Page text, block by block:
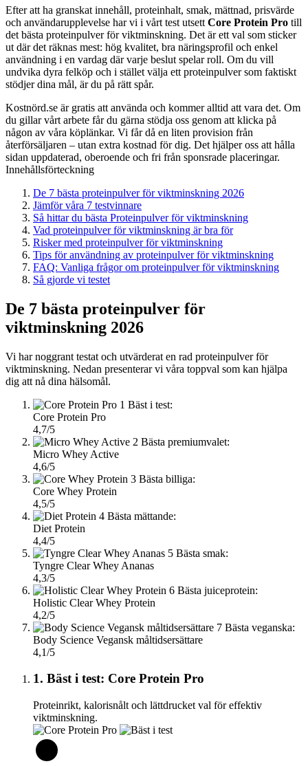
Efter att ha granskat innehåll, proteinhalt, smak, mättnad, prisvärde
och användarupplevelse har vi i vårt test utsett Core Protein Pro till
det bästa proteinpulver för viktminskning. Det är ett val som sticker
ut där det räknas mest: hög kvalitet, bra näringsprofil och enkel
användning i en vardag där varje beslut spelar roll. Om du vill
undvika dyra felköp och i stället välja ett proteinpulver som faktiskt
stödjer dina mål, är du på rätt spår.
Kostnörd.se är gratis att använda och kommer alltid att vara det. Om
du gillar vårt arbete får du gärna stödja oss genom att klicka på
någon av våra köplänkar. Vi får då en liten provision från
återförsäljaren – utan extra kostnad för dig. Det hjälper oss att hålla
sidan uppdaterad, oberoende och fri från sponsrade placeringar.
Innehållsförteckning
De 7 bästa proteinpulver för viktminskning 2026
Jämför våra 7 testvinnare
Så hittar du bästa Proteinpulver för viktminskning
Vad proteinpulver för viktminskning är bra för
Risker med proteinpulver för viktminskning
Tips för användning av proteinpulver för viktminskning
FAQ: Vanliga frågor om proteinpulver för viktminskning
Så gjorde vi testet
De 7 bästa proteinpulver för
viktminskning 2026
Vi har noggrant testat och utvärderat en rad proteinpulver för
viktminskning. Nedan presenterar vi våra toppval som kan hjälpa
dig att nå dina hälsomål.
1 Bäst i test:
Core Protein Pro
4,7/5
2 Bästa premiumvalet:
Micro Whey Active
4,6/5
3 Bästa billiga:
Core Whey Protein
4,5/5
4 Bästa mättande:
Diet Protein
4,4/5
5 Bästa smak:
Tyngre Clear Whey Ananas
4,3/5
6 Bästa juiceprotein:
Holistic Clear Whey Protein
4,2/5
7 Bästa veganska:
Body Science Vegansk måltidsersättare
4,1/5
1. Bäst i test: Core Protein Pro
Proteinrikt, kalorisnålt och lättdrucket val för effektiv
viktminskning.